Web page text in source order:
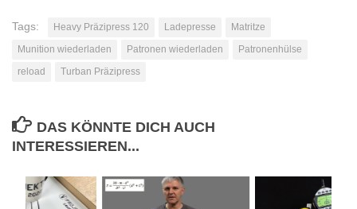
Tags: Heavy Präzipress 120 Ladepresse
Matritze
Munition wiederladen
Patronen wiederladen
Patronenhülse
reload
Turban Präzipress
DAS KÖNNTE DICH AUCH
INTERESSIEREN...